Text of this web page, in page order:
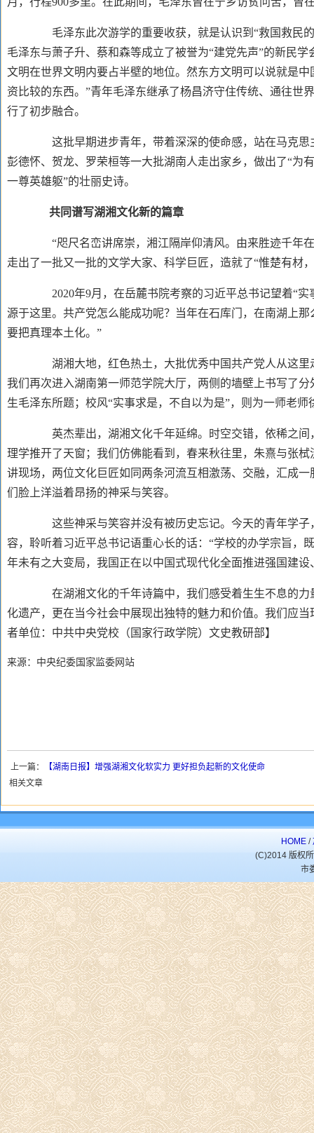
毛泽东此次游学的重要收获，就是认识到 “救国救民
毛泽东与萧子升、蔡和森等成立了被誉为“建党先声”的新民
文明在世界文明内要占半壁的地位。然东方文明可以说就是
资比较的东西。”青年毛泽东继承了杨昌济守住传统、通往世
行了初步融合。
这批早期进步青年，带着深深的使命感，站在马克思
彭德怀、贺龙、罗荣桓等一大批湖南人走出家乡，做出了“为
一尊英雄躯”的壮丽史诗。
共同谱写湖湘文化新的篇章
“咫尺名峦讲席崇，湘江隔岸仰清风。由来胜迹千年
走出了一批又一批的文学大家、科学巨匠，造就了“惟楚有材
2020年9月，在岳麓书院考察的习近平总书记望着“
源于这里。共产党怎么能成功呢？当年在石库门，在南湖上
要把真理本土化。”
湖湘大地，红色热土，大批优秀中国共产党人从这里
我们再次进入湖南第一师范学院大厅，两侧的墙壁上书写了分
生毛泽东所题；校风“实事求是，不自以为是”，则为一师老
英杰辈出，湖湘文化千年延绵。时空交错，依稀之间
理学推开了天窗；我们仿佛能看到，春来秋往里，朱熹与张
讲现场，两位文化巨匠如同两条河流互相激荡、交融，汇成
们脸上洋溢着昂扬的神采与笑容。
这些神采与笑容并没有被历史忘记。今天的青年学子
容，聆听着习近平总书记语重心长的话： “学校的办学宗旨，
年未有之大变局，我国正在以中国式现代化全面推进强国建
在湖湘文化的千年诗篇中，我们感受着生生不息的力
化遗产，更在当今社会中展现出独特的魅力和价值。我们应
者单位：中共中央党校（国家行政学院）文史教研部】
来源：中央纪委国家监委网站
上一篇：
【湖南日报】增强湖湘文化软实力 更好担负起新的文化使命
相关文章
HOME /
(C)2014 版权
市